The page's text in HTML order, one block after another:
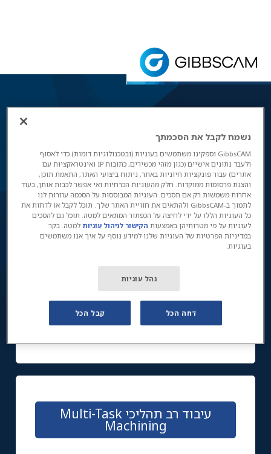
דף הבית> הורדה-PDF
דף הורדת חוברת PDF של GibbsCAM.
CNC PROGRAMMING SOFTWARE
כרסום
חריטה
עיבוד רב תהליכי Multi-Task
Machining
נשמח לקבל את הסכמתך
GibbsCAM וספקינו משתמשים בעוגיות (ובטכנולוגיות דומות) כדי לאסוף
ולעבד נתונים אישיים (כגון מזהי מכשירים, כתובות IP ואינטראקציות עם
אתרים) עבור פונקציות חיוניות באתר, ניתוח ביצועי האתר, התאמת תוכן,
והצגת פרסומות ממוקדות. חלק מהעוגיות הכרחיות ואי אפשר לכבות אותן, בעוד
אחרות משמשות רק אם תסכים. העוגיות המבוססות על הסכמה עוזרות לנו
לתמוך ב-GibbsCAM ולהתאים את חוויית האתר שלך. תוכל לקבל או לדחות את
כל העוגיות הללו על ידי לחיצה על הכפתור המתאים למטה. תוכל גם להסכים
לעוגיות על פי מטרותיהן באמצעות הקישור לניהול עוגיות למטה. בקר
במדיניות הפרטיות של העוגיות שלנו למידע נוסף על איך אנו משתמשים
בעוגיות.
נהל עוגיות
דחה הכל קבל הכל